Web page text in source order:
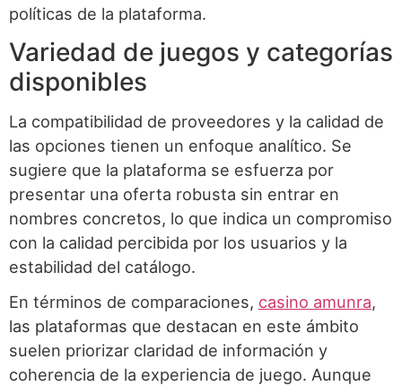
políticas de la plataforma.
Variedad de juegos y categorías
disponibles
La compatibilidad de proveedores y la calidad de
las opciones tienen un enfoque analítico. Se
sugiere que la plataforma se esfuerza por
presentar una oferta robusta sin entrar en
nombres concretos, lo que indica un compromiso
con la calidad percibida por los usuarios y la
estabilidad del catálogo.
En términos de comparaciones, casino amunra,
las plataformas que destacan en este ámbito
suelen priorizar claridad de información y
coherencia de la experiencia de juego. Aunque